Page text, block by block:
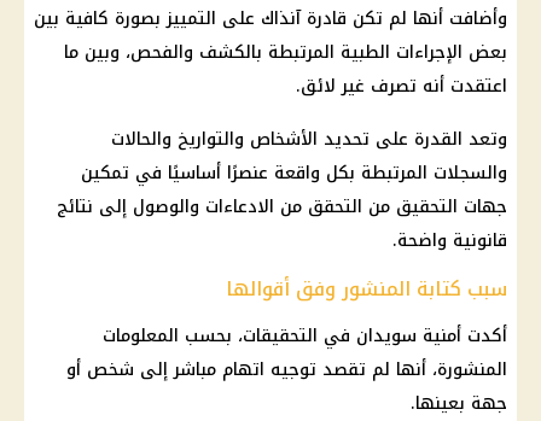
وأضافت أنها لم تكن قادرة آنذاك على التمييز بصورة كافية بين
بعض الإجراءات الطبية المرتبطة بالكشف والفحص، وبين ما
اعتقدت أنه تصرف غير لائق.
وتعد القدرة على تحديد الأشخاص والتواريخ والحالات
والسجلات المرتبطة بكل واقعة عنصرًا أساسيًا في تمكين
جهات التحقيق من التحقق من الادعاءات والوصول إلى نتائج
قانونية واضحة.
سبب كتابة المنشور وفق أقوالها
أكدت أمنية سويدان في التحقيقات، بحسب المعلومات
المنشورة، أنها لم تقصد توجيه اتهام مباشر إلى شخص أو
جهة بعينها.